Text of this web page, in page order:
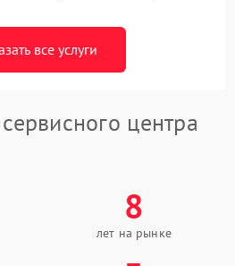
все услуги
центра
8
лет на рынке